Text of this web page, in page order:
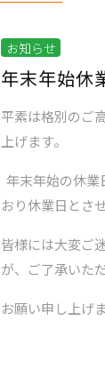
お知らせ
年末年始休
平素は格別のご
上げます。
年末年始の休業
おり休業日とさ
皆様には大変ご
が、ご了承いた
お願い申し上げ